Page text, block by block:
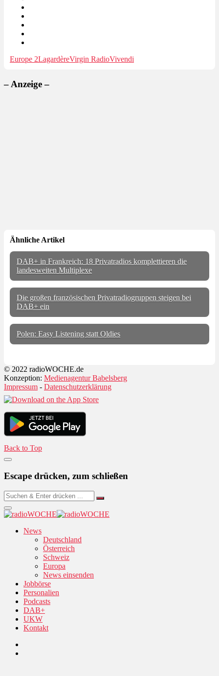
Europe 2LagardèreVirgin RadioVivendi
– Anzeige –
Ähnliche Artikel
DAB+ in Frankreich: 18 Privatradios komplettieren die
landesweiten Multiplexe
Die großen französischen Privatradiogruppen steigen bei
DAB+ ein
Polen: Easy Listening statt Oldies
© 2022 radioWOCHE.de
Konzeption: Medienagentur Babelsberg
Impressum - Datenschutzerklärung
Back to Top
Escape drücken, zum schließen
News
Deutschland
Österreich
Schweiz
Europa
News einsenden
Jobbörse
Personalien
Podcasts
DAB+
UKW
Kontakt